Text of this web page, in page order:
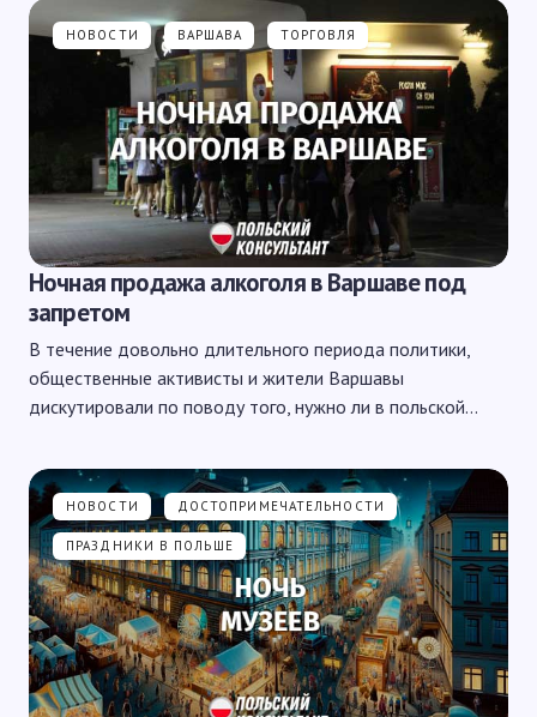
НОВОСТИ ВАРШАВА ТОРГОВЛЯ
Ночная продажа алкоголя в Варшаве под
запретом
В течение довольно длительного периода политики,
общественные активисты и жители Варшавы
дискутировали по поводу того, нужно ли в польской…
НОВОСТИ ДОСТОПРИМЕЧАТЕЛЬНОСТИ
ПРАЗДНИКИ В ПОЛЬШЕ